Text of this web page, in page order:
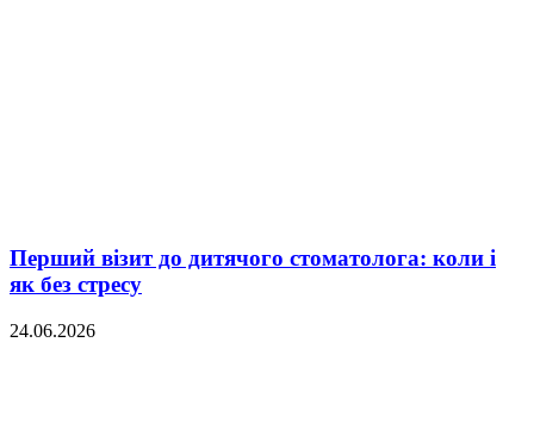
Перший візит до дитячого стоматолога: коли і
як без стресу
24.06.2026